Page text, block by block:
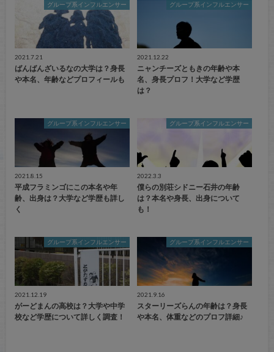
グループ系インフルエンサー
2021.7.21
ばんばんざいるなの大学は？身長
や本名、年齢などプロフィールも
グループ系インフルエンサー
2021.12.22
ニャンチーズともきの年齢や本
名、身長プロフ！大学など学歴
は？
グループ系インフルエンサー
2021.8.15
平成フラミンゴにこの本名や年
齢、出身は？大学など学歴も詳し
く
グループ系インフルエンサー
2022.3.3
僕らの別荘シドニー石井の年齢
は？本名や身長、出身について
も！
グループ系インフルエンサー
2021.12.19
がーどまんの高校は？大学や中学
校など学歴について詳しく調査！
グループ系インフルエンサー
2021.9.16
スターリーズらんの年齢は？身長
や本名、体重などのプロフ詳細♪